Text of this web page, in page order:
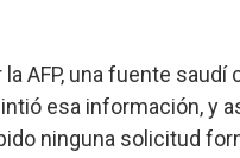
AFP, una fuente saudí
esa información, y
ninguna solicitud